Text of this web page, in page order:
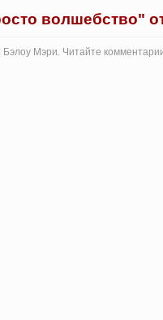
волшебство"
Мэри. Читайте